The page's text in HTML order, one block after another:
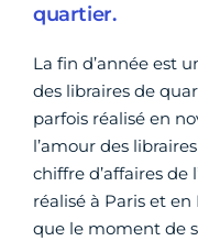
quartier.
La fin d’année est
des libraires de
parfois réalisé en
l’amour des
chiffre d’affaires de
réalisé à Paris et
que le moment de